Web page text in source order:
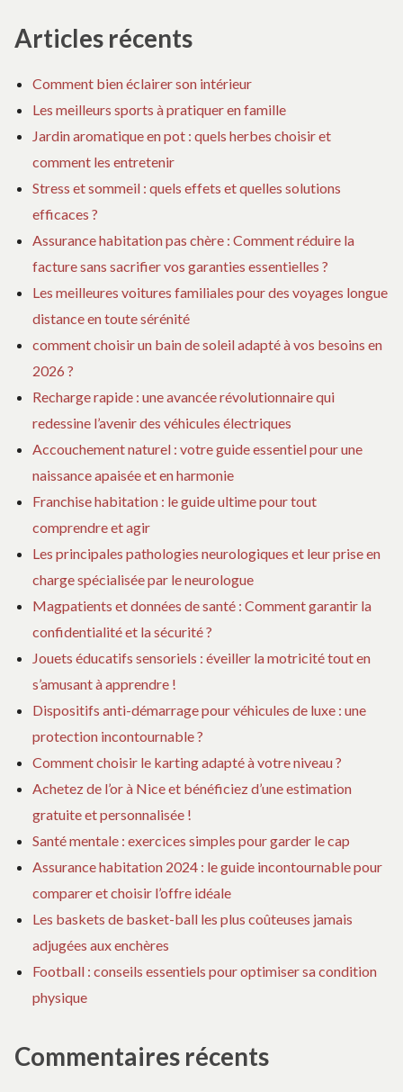
Articles récents
Comment bien éclairer son intérieur
Les meilleurs sports à pratiquer en famille
Jardin aromatique en pot : quels herbes choisir et
comment les entretenir
Stress et sommeil : quels effets et quelles solutions
efficaces ?
Assurance habitation pas chère : Comment réduire la
facture sans sacrifier vos garanties essentielles ?
Les meilleures voitures familiales pour des voyages longue
distance en toute sérénité
comment choisir un bain de soleil adapté à vos besoins en
2026 ?
Recharge rapide : une avancée révolutionnaire qui
redessine l’avenir des véhicules électriques
Accouchement naturel : votre guide essentiel pour une
naissance apaisée et en harmonie
Franchise habitation : le guide ultime pour tout
comprendre et agir
Les principales pathologies neurologiques et leur prise en
charge spécialisée par le neurologue
Magpatients et données de santé : Comment garantir la
confidentialité et la sécurité ?
Jouets éducatifs sensoriels : éveiller la motricité tout en
s’amusant à apprendre !
Dispositifs anti-démarrage pour véhicules de luxe : une
protection incontournable ?
Comment choisir le karting adapté à votre niveau ?
Achetez de l’or à Nice et bénéficiez d’une estimation
gratuite et personnalisée !
Santé mentale : exercices simples pour garder le cap
Assurance habitation 2024 : le guide incontournable pour
comparer et choisir l’offre idéale
Les baskets de basket-ball les plus coûteuses jamais
adjugées aux enchères
Football : conseils essentiels pour optimiser sa condition
physique
Commentaires récents